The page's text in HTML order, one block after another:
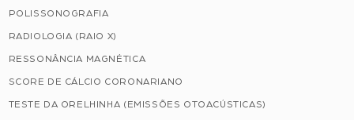
POLISSONOGRAFIA
RADIOLOGIA (RAIO X)
RESSONÂNCIA MAGNÉTICA
SCORE DE CÁLCIO CORONARIANO
TESTE DA ORELHINHA (EMISSÕES OTOACÚSTICAS)